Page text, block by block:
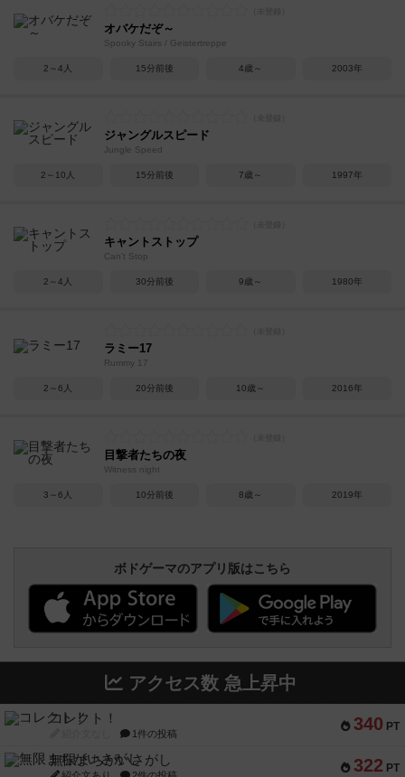
オバケだぞ～
Spooky Stairs / Geistertreppe
2～4人 15分前後 4歳～ 2003年
ジャングルスピード
Jungle Speed
2～10人 15分前後 7歳～ 1997年
キャントストップ
Can't Stop
2～4人 30分前後 9歳～ 1980年
ラミー17
Rummy 17
2～6人 20分前後 10歳～ 2016年
目撃者たちの夜
Witness night
3～6人 10分前後 8歳～ 2019年
ボドゲーマのアプリ版はこちら
アクセス数 急上昇中
340 PT
コレクト！
1件の投稿
322 PT
無限まちがいさがし